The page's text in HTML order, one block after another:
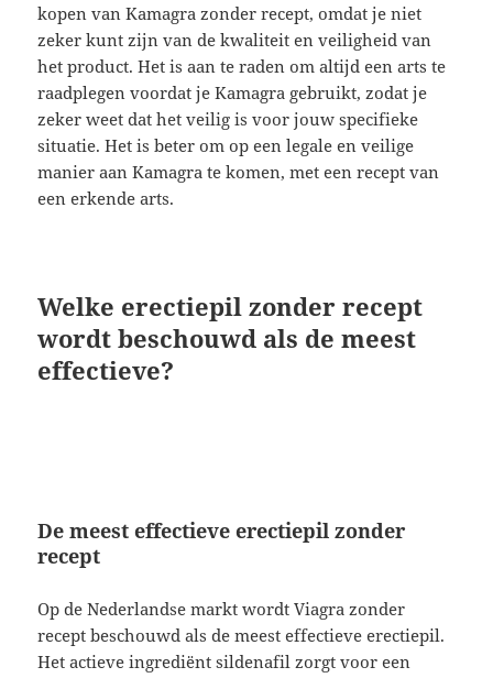
kopen van Kamagra zonder recept, omdat je niet
zeker kunt zijn van de kwaliteit en veiligheid van
het product. Het is aan te raden om altijd een arts te
raadplegen voordat je Kamagra gebruikt, zodat je
zeker weet dat het veilig is voor jouw specifieke
situatie. Het is beter om op een legale en veilige
manier aan Kamagra te komen, met een recept van
een erkende arts.
Welke erectiepil zonder recept
wordt beschouwd als de meest
effectieve?
De meest effectieve erectiepil zonder
recept
Op de Nederlandse markt wordt Viagra zonder
recept beschouwd als de meest effectieve erectiepil.
Het actieve ingrediënt sildenafil zorgt voor een